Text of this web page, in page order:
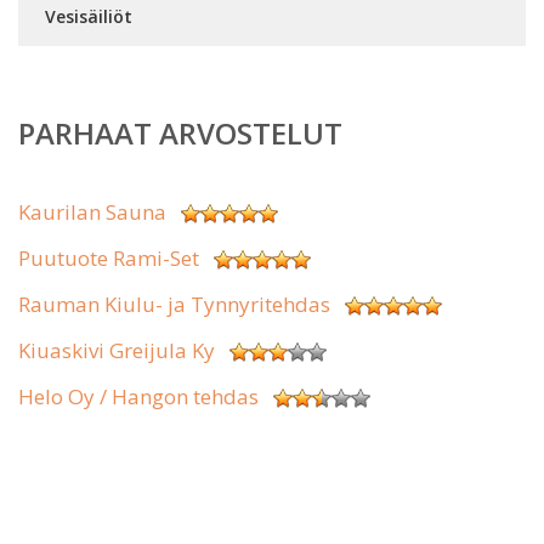
Vesisäiliöt
PARHAAT ARVOSTELUT
Kaurilan Sauna
Puutuote Rami-Set
Rauman Kiulu- ja Tynnyritehdas
Kiuaskivi Greijula Ky
Helo Oy / Hangon tehdas